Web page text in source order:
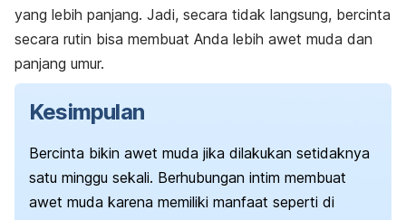
yang lebih panjang. Jadi, secara tidak langsung, bercinta
secara rutin bisa membuat Anda lebih awet muda dan
panjang umur.
Kesimpulan
Bercinta bikin awet muda jika dilakukan setidaknya
satu minggu sekali. Berhubungan intim membuat
awet muda karena memiliki manfaat seperti di